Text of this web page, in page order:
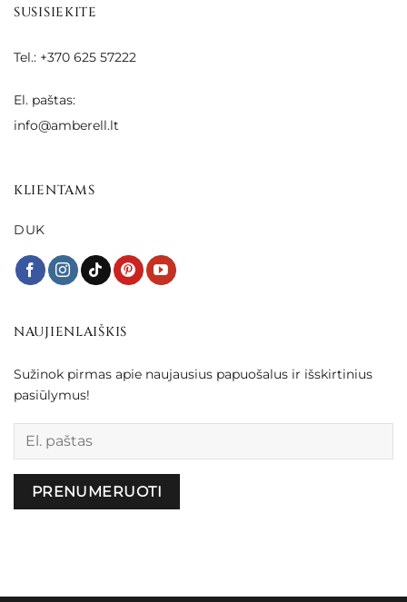
SUSISIEKITE
Tel.: +370 625 57222
El. paštas:
info@amberell.lt
KLIENTAMS
DUK
NAUJIENLAIŠKIS
Sužinok pirmas apie naujausius papuošalus ir išskirtinius
pasiūlymus!
Palikite šį lauką tuščią.